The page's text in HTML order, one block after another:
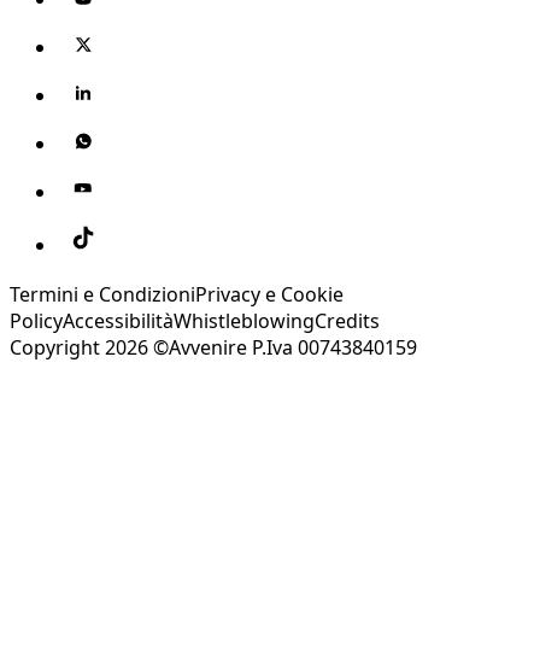
Termini e CondizioniPrivacy e Cookie
PolicyAccessibilitàWhistleblowingCredits
Copyright 2026 ©Avvenire P.Iva 00743840159